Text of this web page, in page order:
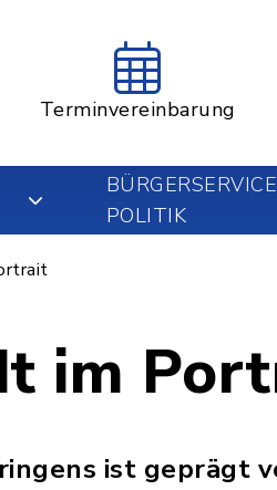
Terminvereinbarung
POLITIK
im
ist geprägt